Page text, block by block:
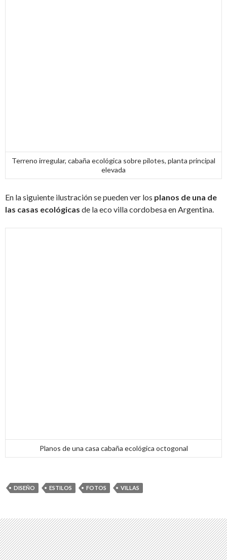
Terreno irregular, cabaña ecológica sobre pilotes, planta principal
elevada
En la siguiente ilustración se pueden ver los planos de una de
las casas ecológicas de la eco villa cordobesa en Argentina.
Planos de una casa cabaña ecológica octogonal
DISEÑO ESTILOS FOTOS VILLAS